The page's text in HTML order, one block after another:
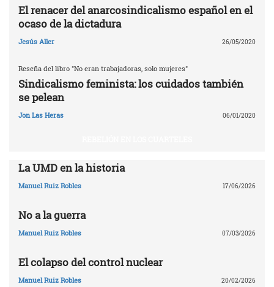
El renacer del anarcosindicalismo español en el
ocaso de la dictadura
Jesús Aller 26/05/2020
Reseña del libro "No eran trabajadoras, solo mujeres"
Sindicalismo feminista: los cuidados también
se pelean
Jon Las Heras 06/01/2020
La UMD en la historia
Manuel Ruiz Robles 17/06/2026
No a la guerra
Manuel Ruiz Robles 07/03/2026
El colapso del control nuclear
Manuel Ruiz Robles 20/02/2026